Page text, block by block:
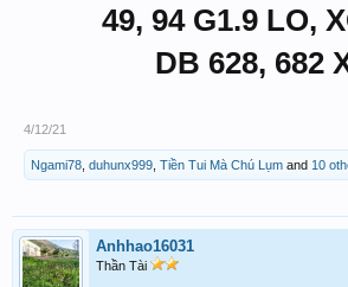
49, 94 G1.9 LO,
DB 628, 682
4/12/21
Ngami78 duhunx999 Tiền Tui Mà Chú Lụm and 10
Anhhao16031
Thần Tài